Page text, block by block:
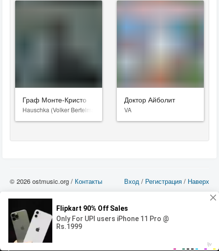
Error loading media: File could not be played 00:00
Граф Монте-Кристо
Hauschka (Volker Bertelmann)
Доктор Айболит
VA
Вход / Регистрация / Наверх
© 2026 ostmusic.org / Контакты
можете использовать такие материалы только в том в случае, если
использование производится с ознакомительными целями - для прочих целей
вы должны приобрести лицензионную запись.